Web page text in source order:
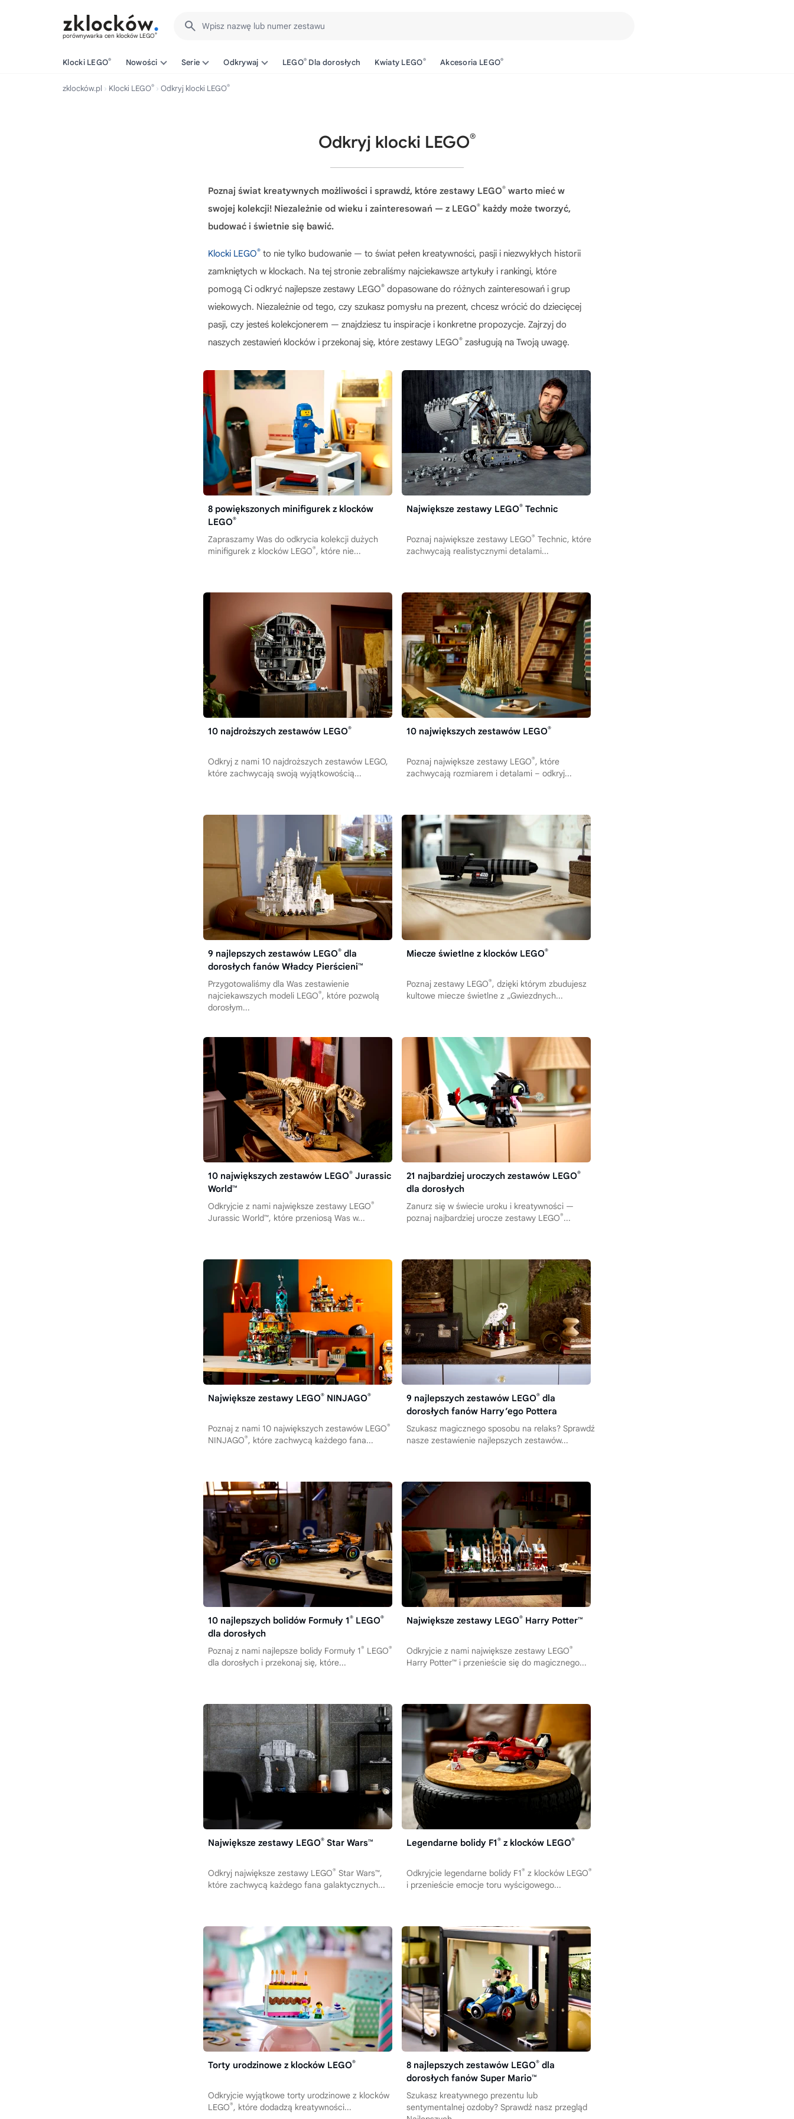
porównywarka cen klocków LEGO®
Wpisz nazwę lub numer zestawu
Klocki LEGO® Nowości Serie Odkrywaj LEGO® Dla dorosłych Kwiaty LEGO® Akcesoria LEGO®
zklocków.pl Klocki LEGO® Odkryj klocki LEGO®
Odkryj klocki LEGO®
Poznaj świat kreatywnych możliwości i sprawdź, które zestawy LEGO® warto mieć w
swojej kolekcji! Niezależnie od wieku i zainteresowań — z LEGO® każdy może tworzyć,
budować i świetnie się bawić.
Klocki LEGO® to nie tylko budowanie — to świat pełen kreatywności, pasji i niezwykłych historii
zamkniętych w klockach. Na tej stronie zebraliśmy najciekawsze artykuły i rankingi, które
pomogą Ci odkryć najlepsze zestawy LEGO® dopasowane do różnych zainteresowań i grup
wiekowych. Niezależnie od tego, czy szukasz pomysłu na prezent, chcesz wrócić do dziecięcej
pasji, czy jesteś kolekcjonerem — znajdziesz tu inspiracje i konkretne propozycje. Zajrzyj do
naszych zestawień klocków i przekonaj się, które zestawy LEGO® zasługują na Twoją uwagę.
8 powiększonych minifigurek z klocków
LEGO®
Zapraszamy Was do odkrycia kolekcji dużych
minifigurek z klocków LEGO®, które nie...
Największe zestawy LEGO® Technic
Poznaj największe zestawy LEGO® Technic, które
zachwycają realistycznymi detalami...
10 najdroższych zestawów LEGO®
Odkryj z nami 10 najdroższych zestawów LEGO,
które zachwycają swoją wyjątkowością...
10 największych zestawów LEGO®
Poznaj największe zestawy LEGO®, które
zachwycają rozmiarem i detalami – odkryj...
9 najlepszych zestawów LEGO® dla
dorosłych fanów Władcy Pierścieni™
Przygotowaliśmy dla Was zestawienie
najciekawszych modeli LEGO®, które pozwolą
dorosłym...
Miecze świetlne z klocków LEGO®
Poznaj zestawy LEGO®, dzięki którym zbudujesz
kultowe miecze świetlne z „Gwiezdnych...
10 największych zestawów LEGO® Jurassic
World™
Odkryjcie z nami największe zestawy LEGO®
Jurassic World™, które przeniosą Was w...
21 najbardziej uroczych zestawów LEGO®
dla dorosłych
Zanurz się w świecie uroku i kreatywności —
poznaj najbardziej urocze zestawy LEGO®...
Największe zestawy LEGO® NINJAGO®
Poznaj z nami 10 największych zestawów LEGO®
NINJAGO®, które zachwycą każdego fana...
9 najlepszych zestawów LEGO® dla
dorosłych fanów Harry’ego Pottera
Szukasz magicznego sposobu na relaks? Sprawdź
nasze zestawienie najlepszych zestawów...
10 najlepszych bolidów Formuły 1® LEGO®
dla dorosłych
Poznaj z nami najlepsze bolidy Formuły 1® LEGO®
dla dorosłych i przekonaj się, które...
Największe zestawy LEGO® Harry Potter™
Odkryjcie z nami największe zestawy LEGO®
Harry Potter™ i przenieście się do magicznego...
Największe zestawy LEGO® Star Wars™
Odkryj największe zestawy LEGO® Star Wars™,
które zachwycą każdego fana galaktycznych...
Legendarne bolidy F1® z klocków LEGO®
Odkryjcie legendarne bolidy F1® z klocków LEGO®
i przenieście emocje toru wyścigowego...
Torty urodzinowe z klocków LEGO®
Odkryjcie wyjątkowe torty urodzinowe z klocków
LEGO®, które dodadzą kreatywności...
8 najlepszych zestawów LEGO® dla
dorosłych fanów Super Mario™
Szukasz kreatywnego prezentu lub
sentymentalnej ozdoby? Sprawdź nasz przegląd